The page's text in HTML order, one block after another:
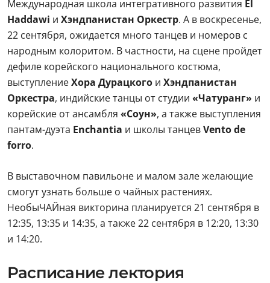
Международная школа интегративного развития El
Haddawi и Хэндпанистан Оркестр. А в воскресенье,
22 сентября, ожидается много танцев и номеров с
народным колоритом. В частности, на сцене пройдет
дефиле корейского национального костюма,
выступлениеХора Дурацкого и Хэндпанистан
Оркестра, индийские танцы от студии «Чатуранг» и
корейские от ансамбля «Соун», а также выступления
пантам-дуэта Enchantia и школы танцевVento de
forro.
В выставочном павильоне и малом зале желающие
смогут узнать больше о чайных растениях.
НеобыЧАЙная викторина планируется 21 сентября в
12:35, 13:35 и 14:35, а также 22 сентября в 12:20, 13:30
и 14:20.
Расписание лектория